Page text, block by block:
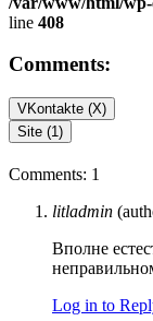
line 408
Comments:
VKontakte (X)
Site (1)
Comments: 1
litladmin
Вполне
Log in to